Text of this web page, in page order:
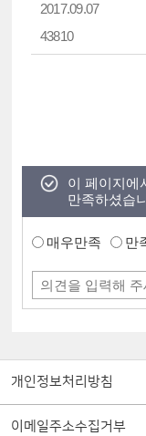
2017.09.07
43810
이 페이지에
만족하셨습
매우만족 만
개인정보처리방침
이메일주소수집거부